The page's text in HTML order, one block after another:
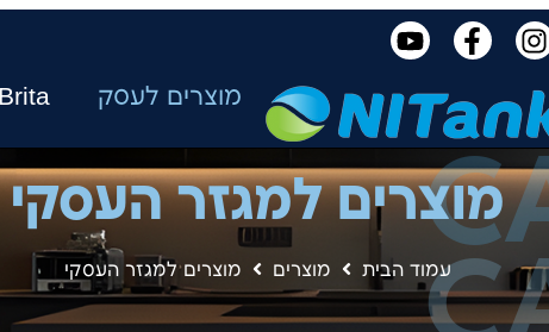
מוצרים לעסק Brita
מוצרים למגזר העסקי
עמוד הבית מוצרים מוצרים למגזר העסקי